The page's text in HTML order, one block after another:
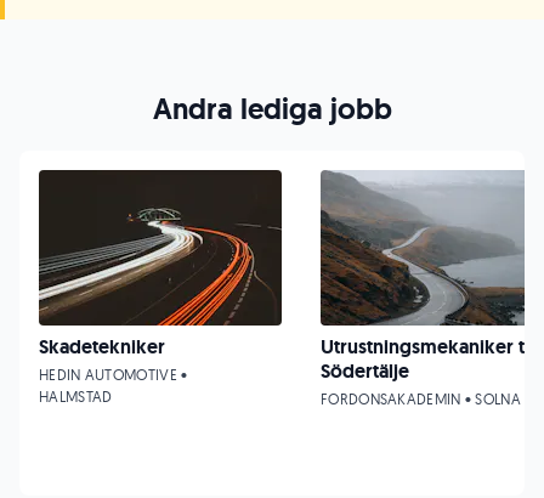
Andra lediga jobb
Skadetekniker
HEDIN AUTOMOTIVE •
HALMSTAD
Utrustningsmekaniker till
Södertälje
FORDONSAKADEMIN • SOLNA